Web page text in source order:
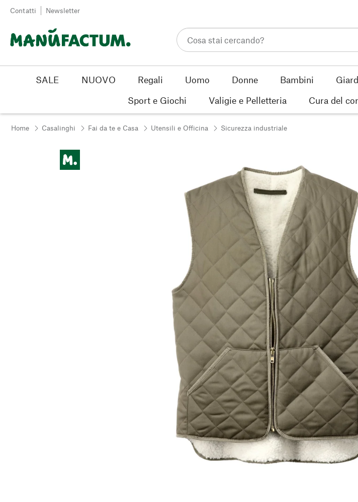
Vai al contenuto
Contatti Newsletter
SALE NUOVO Regali Uomo Donne Bambini
Sport e Giochi
Valigie e Pelletteria Cura del
Home Casalinghi Fai da te e Casa Utensili e Officina Sicurezza industriale